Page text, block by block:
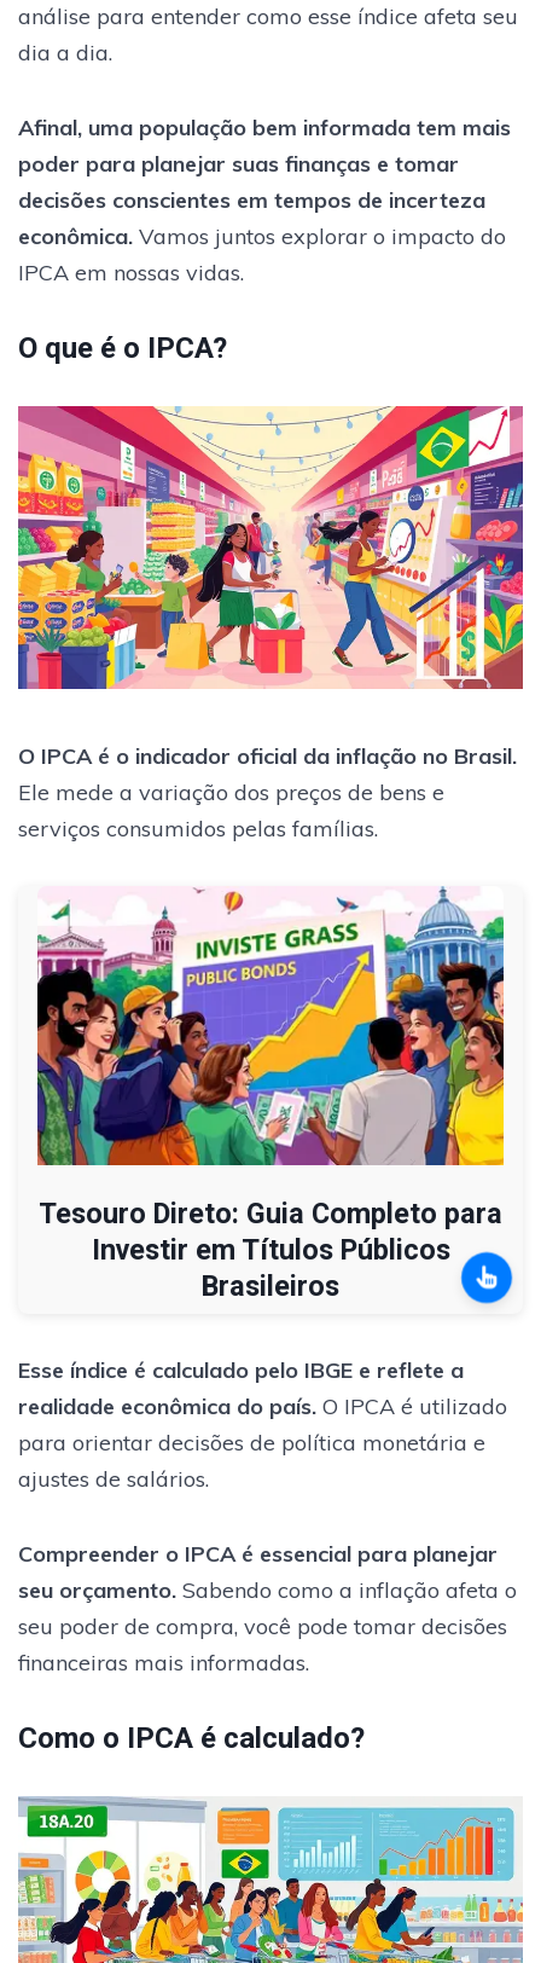
análise para entender como esse índice afeta seu
dia a dia.
Afinal, uma população bem informada tem mais
poder para planejar suas finanças e tomar
decisões conscientes em tempos de incerteza
econômica. Vamos juntos explorar o impacto do
IPCA em nossas vidas.
O que é o IPCA?
O IPCA é o indicador oficial da inflação no Brasil.
Ele mede a variação dos preços de bens e
serviços consumidos pelas famílias.
Tesouro Direto: Guia Completo para
Investir em Títulos Públicos
Brasileiros
Esse índice é calculado pelo IBGE e reflete a
realidade econômica do país. O IPCA é utilizado
para orientar decisões de política monetária e
ajustes de salários.
Compreender o IPCA é essencial para planejar
seu orçamento. Sabendo como a inflação afeta o
seu poder de compra, você pode tomar decisões
financeiras mais informadas.
Como o IPCA é calculado?